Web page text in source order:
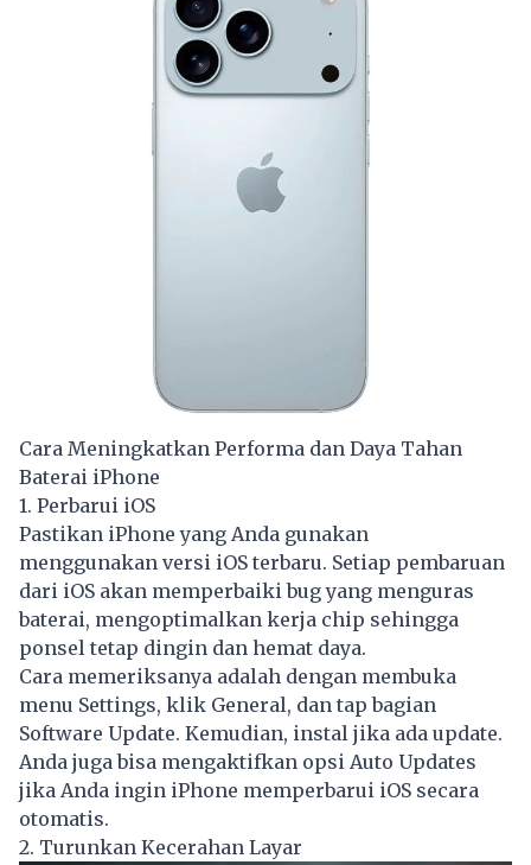
Cara Meningkatkan Performa dan Daya Tahan
Baterai iPhone
1. Perbarui iOS
Pastikan iPhone yang Anda gunakan
menggunakan versi iOS terbaru. Setiap pembaruan
dari iOS akan memperbaiki bug yang menguras
baterai, mengoptimalkan kerja chip sehingga
ponsel tetap dingin dan hemat daya.
Cara memeriksanya adalah dengan membuka
menu Settings, klik General, dan tap bagian
Software Update. Kemudian, instal jika ada update.
Anda juga bisa mengaktifkan opsi Auto Updates
jika Anda ingin iPhone memperbarui iOS secara
otomatis.
2. Turunkan Kecerahan Layar